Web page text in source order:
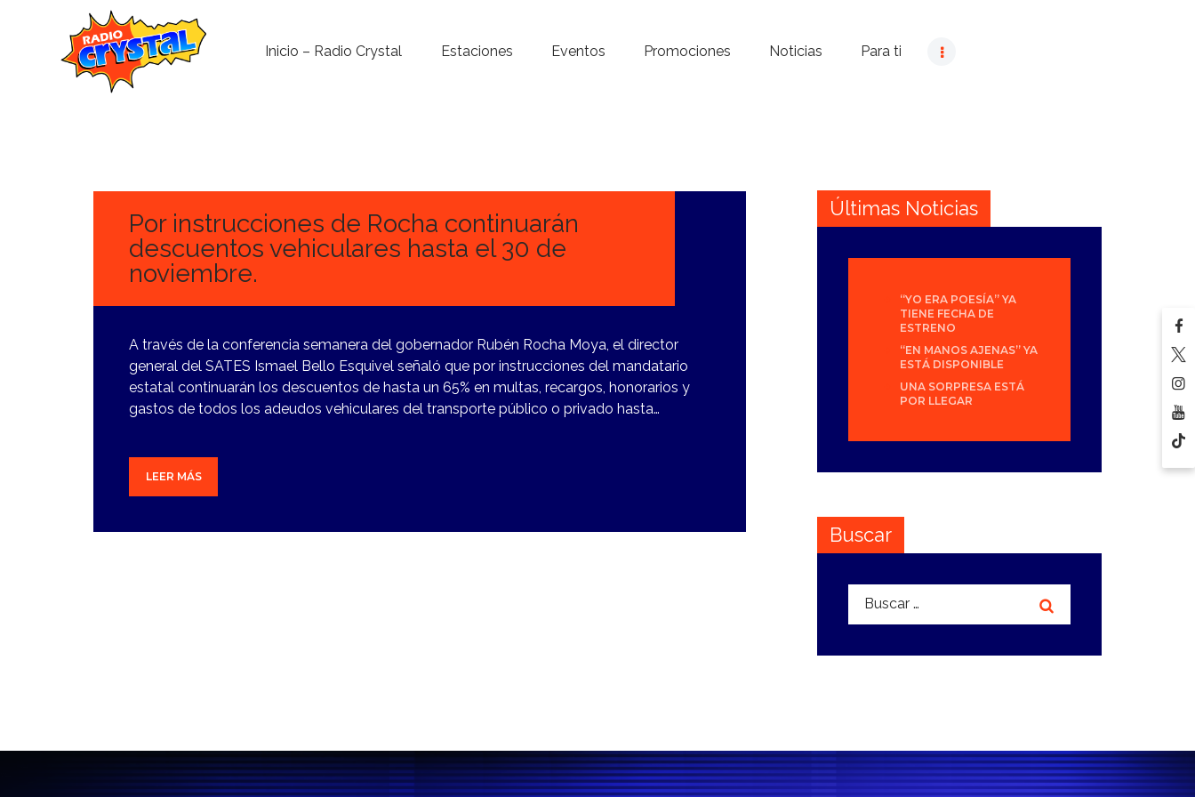
Inicio – Radio Crystal Estaciones Eventos Promociones Noticias Para ti
Noticias
Para ti
Contacto
Por instrucciones de Rocha continuarán
descuentos vehiculares hasta el 30 de
noviembre.
A través de la conferencia semanera del gobernador Rubén Rocha Moya, el director
general del SATES Ismael Bello Esquivel señaló que por instrucciones del mandatario
estatal continuarán los descuentos de hasta un 65% en multas, recargos, honorarios y
gastos de todos los adeudos vehiculares del transporte público o privado hasta…
LEER MÁS
Últimas Noticias
“YO ERA POESÍA” YA
TIENE FECHA DE
ESTRENO
“EN MANOS AJENAS” YA
ESTÁ DISPONIBLE
UNA SORPRESA ESTÁ
POR LLEGAR
Buscar
Buscar: